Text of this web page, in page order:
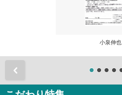
小泉伸也